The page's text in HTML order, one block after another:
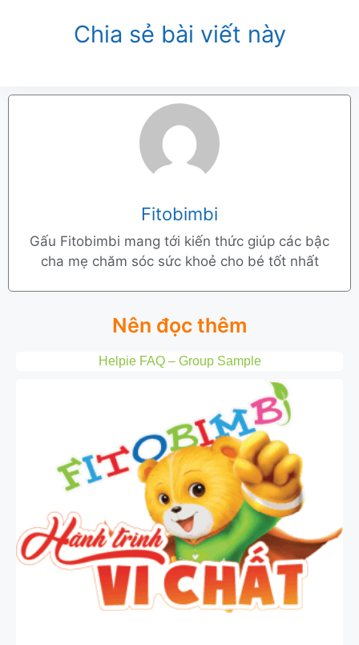
Chia sẻ bài viết này
Fitobimbi
Gấu Fitobimbi mang tới kiến thức giúp các bậc
cha mẹ chăm sóc sức khoẻ cho bé tốt nhất
Nên đọc thêm
Helpie FAQ – Group Sample